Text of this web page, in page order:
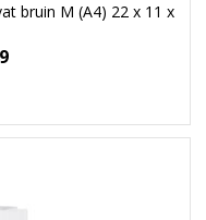
bruin M (A4) 22 x 11 x